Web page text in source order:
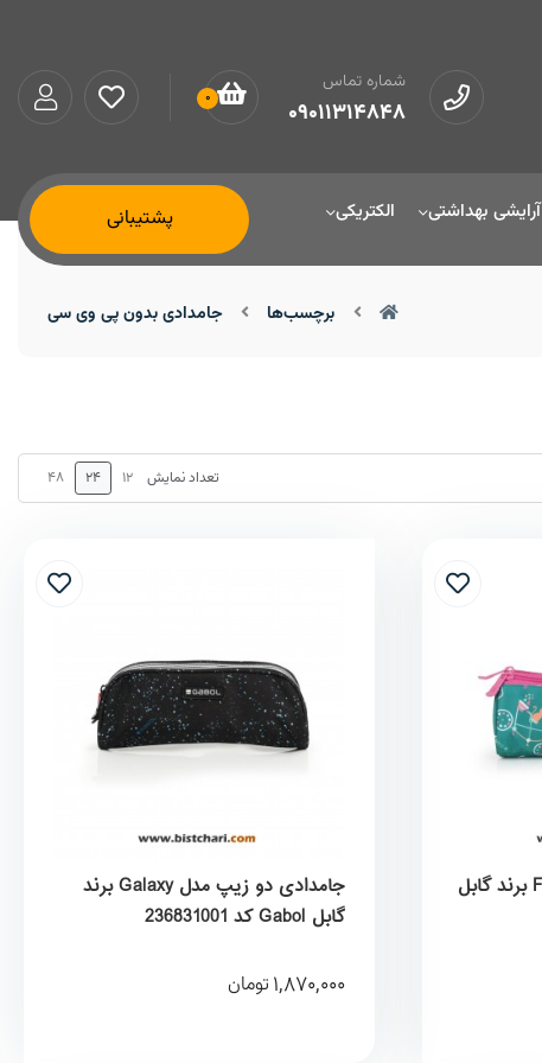
شماره تماس
09011314848
0
آرایشی بهداشتی الکتریکی پشتیبانی
برچسب‌ها جامدادی بدون پی وی سی
تعداد نمایش 12
24
48
جامدادی سه زیپ مدل Fiori برند گابل
جامدادی دو زیپ مدل Galaxy برند
گابل Gabol کد 236831001
1,870,000 تومان